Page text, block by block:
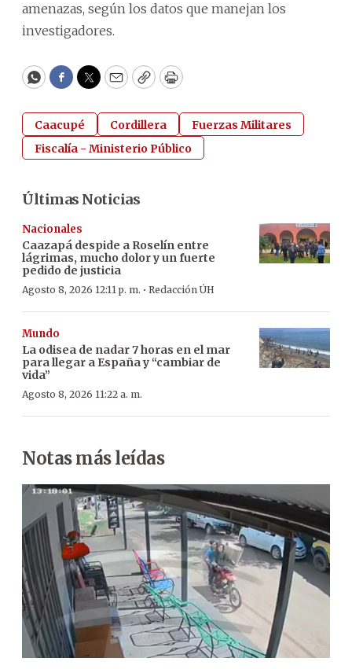
amenazas, según los datos que manejan los
investigadores.
WhatsApp
Facebook
Twitter
EmailCopyPrint
Caacupé Cordillera
Fuerzas Militares
Fiscalía - Ministerio Público
Últimas Noticias
Nacionales
Caazapá despide a Roselín entre
lágrimas, mucho dolor y un fuerte
pedido de justicia
Agosto 8, 2026 12:11 p. m. · Redacción ÚH
Mundo
La odisea de nadar 7 horas en el mar
para llegar a España y “cambiar de
vida”
Agosto 8, 2026 11:22 a. m.
Notas más leídas